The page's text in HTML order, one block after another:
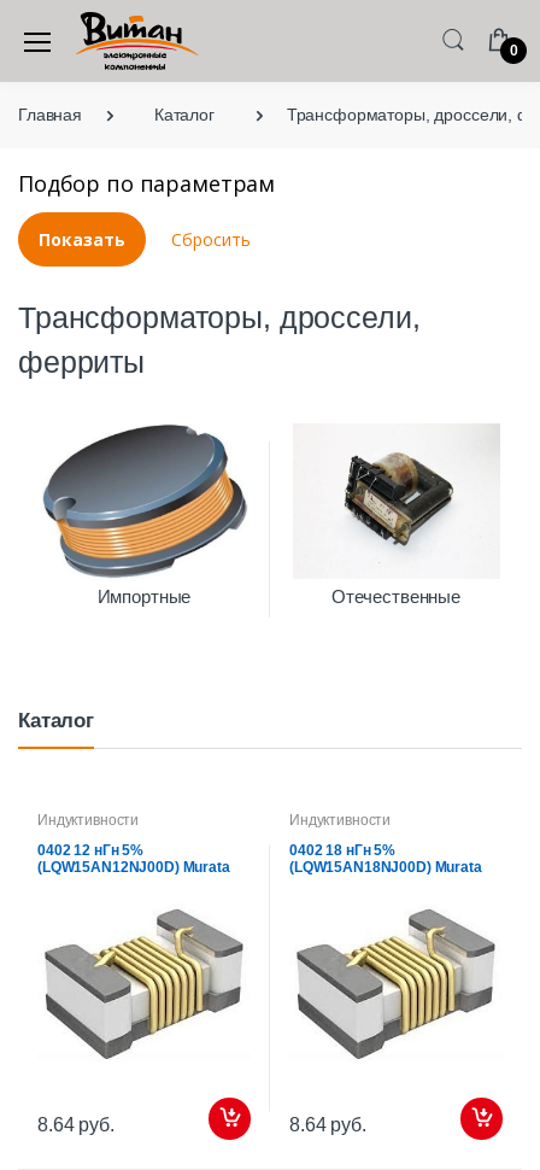
0
Главная Каталог Трансформаторы, дроссели,
Подбор по параметрам
Трансформаторы, дроссели,
ферриты
Импортные Отечественные
Каталог
Индуктивности
0402 12 нГн 5%
(LQW15AN12NJ00D) Murata
8.64 руб.
Индуктивности
0402 18 нГн 5%
(LQW15AN18NJ00D) Murata
8.64 руб.